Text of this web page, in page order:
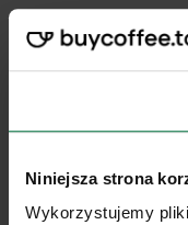
Niniejsza strona
Wykorzystujemy